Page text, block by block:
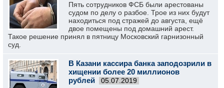
Пять сотрудников ФСБ были арестованы
судом по делу о разбое. Трое из них будут
находиться под стражей до августа, ещё
двое помещены под домашний арест.
Такое решение принял в пятницу Московский гарнизонный
суд.
В Казани кассира банка заподозрили в
хищении более 20 миллионов
рублей
05.07.2019